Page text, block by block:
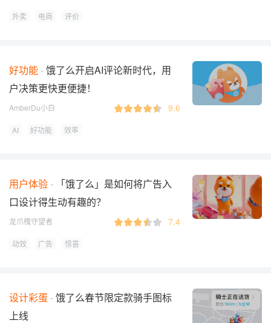
外卖 电商 评价
好功能 饿了么开启AI评论新时代，用
户决策更快更便捷！
AmberDu小白 9.6
AI 好功能 效率
用户体验
「饿了么」是如何将广告入
口设计得生动有趣的？
龙爪槐守望者 7.4
动效 广告 惊喜
设计彩蛋 饿了么春节限定款骑手图标
上线